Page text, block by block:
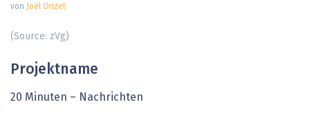
von
Joël Orizet
(Source: zVg)
Projektname
20 Minuten – Nachrichten